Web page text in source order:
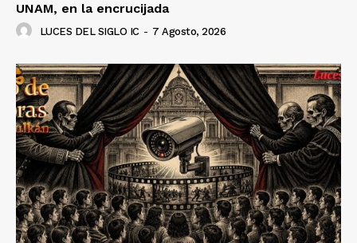
Luces
Del Siglo
UNAM, en la encrucijada
LUCES DEL SIGLO IC - 7 Agosto, 2026